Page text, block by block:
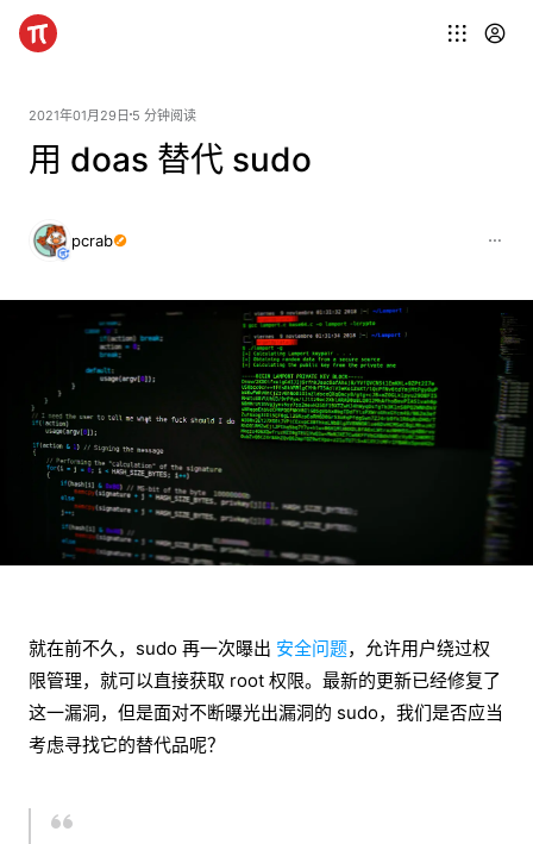
2021年01月29日 5 分钟阅读
用 doas 替代 sudo
pcrab
就在前不久，sudo 再一次曝出 安全问题，允许用户绕过权
限管理，就可以直接获取 root 权限。最新的更新已经修复了
这一漏洞，但是面对不断曝光出漏洞的 sudo，我们是否应当
考虑寻找它的替代品呢？